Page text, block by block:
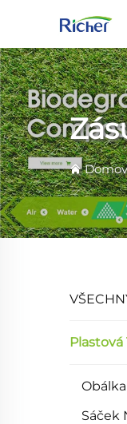
Plastová
Sáček